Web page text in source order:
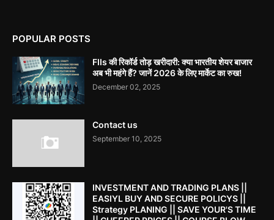
POPULAR POSTS
FIIs की रिकॉर्ड तोड़ खरीदारी: क्या भारतीय शेयर बाजार
अब भी महंगे हैं? जानें 2026 के लिए मार्केट का रुख!
December 02, 2025
Contact us
September 10, 2025
INVESTMENT AND TRADING PLANS ||
EASIYL BUY AND SECURE POLICYS ||
Strategy PLANING || SAVE YOUR'S TIME